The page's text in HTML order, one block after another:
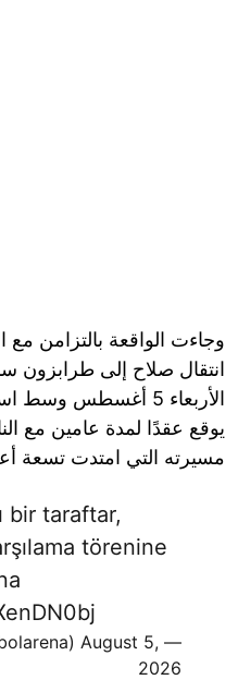
وجاءت الواقعة بالتزامن مع
انتقال صلاح إلى طرابزون
الأربعاء 5 أغسطس
يوقع عقدًا لمدة عامين مع
مسيرته التي امتدت تسعة
bir taraftar,
törenine
— FutbolArena (@futbolarena)
August 5,
2026